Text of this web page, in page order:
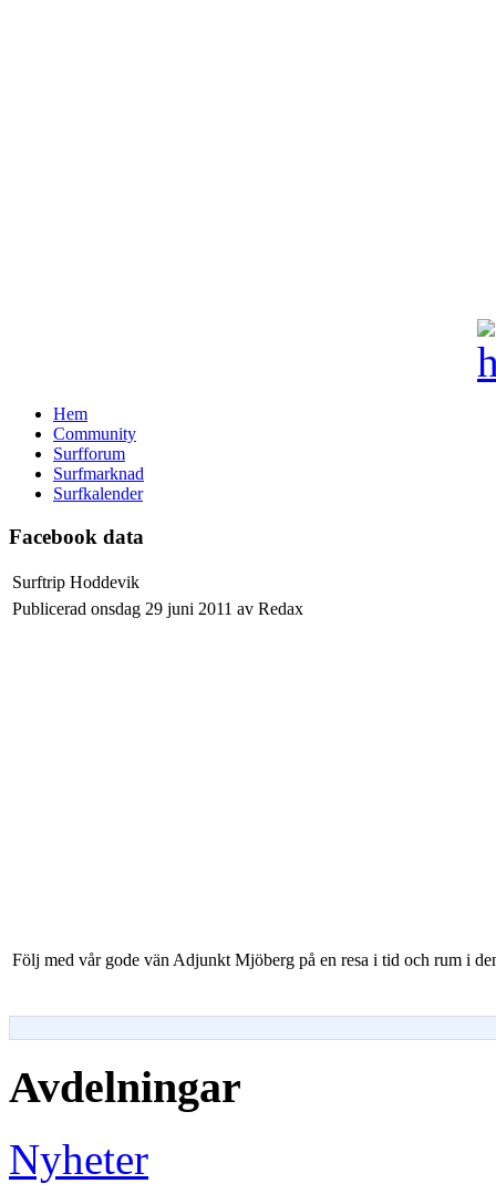
Hem
Community
Surfforum
Surfmarknad
Surfkalender
Facebook data
Surftrip Hoddevik
Publicerad onsdag 29 juni 2011 av Redax
Följ med vår gode vän Adjunkt Mjöberg på en resa i tid och rum i
Avdelningar
Nyheter